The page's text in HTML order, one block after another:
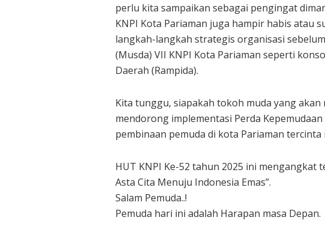
perlu kita sampaikan sebagai pengingat
KNPI Kota Pariaman juga hampir habis atau
langkah-langkah strategis organisasi
(Musda) VII KNPI Kota Pariaman seperti
Daerah (Rampida).
Kita tunggu, siapakah tokoh muda yang
mendorong implementasi Perda
pembinaan pemuda di kota Pariaman tercinta
HUT KNPI Ke-52 tahun 2025 ini mengangkat
Asta Cita Menuju Indonesia Emas”.
Salam Pemuda..!
Pemuda hari ini adalah Harapan masa Depan.